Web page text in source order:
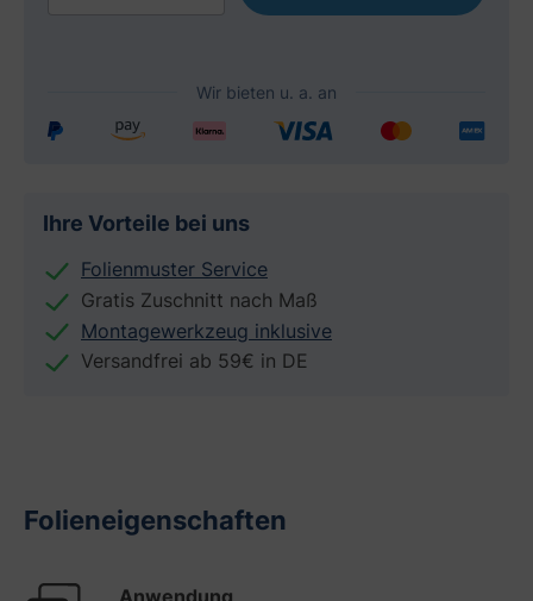
Ihre Vorteile bei uns
Folienmuster Service
Gratis Zuschnitt nach Maß
Montagewerkzeug inklusive
Versandfrei ab 59€ in DE
Folieneigenschaften
Anwendung